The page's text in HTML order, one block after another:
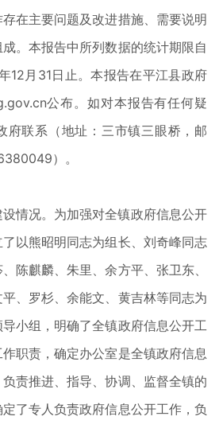
在主要问题及改进措施、需要说明
。本报告中所列数据的统计期限自
12月31日止。本报告在平江县政府
公布。如对本报告有任何疑
府联系（地址：三市镇三眼桥，邮
）。
设情况。为加强对全镇政府信息公开
以熊昭明同志为组长、刘奇峰同志
陈麒麟、朱里、余方平、张卫东、
、罗杉、余能文、黄吉林等同志为
小组，明确了全镇政府信息公开工
职责，确定办公室是全镇政府信息
责推进、指导、协调、监督全镇的
了专人负责政府信息公开工作，负